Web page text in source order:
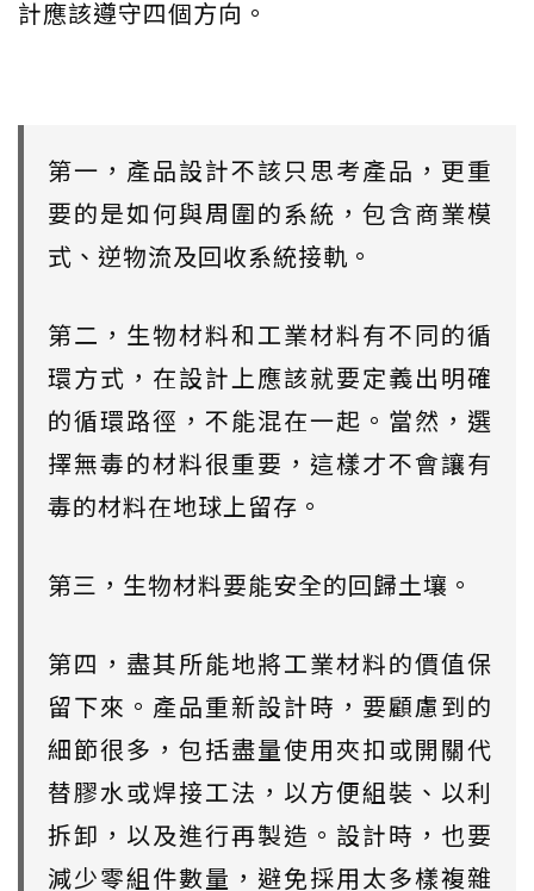
計應該遵守四個方向。
第一，產品設計不該只思考產品，更重
要的是如何與周圍的系統，包含商業模
式、逆物流及回收系統接軌。
第二，生物材料和工業材料有不同的循
環方式，在設計上應該就要定義出明確
的循環路徑，不能混在一起。當然，選
擇無毒的材料很重要，這樣才不會讓有
毒的材料在地球上留存。
第三，生物材料要能安全的回歸土壤。
第四，盡其所能地將工業材料的價值保
留下來。產品重新設計時，要顧慮到的
細節很多，包括盡量使用夾扣或開關代
替膠水或焊接工法，以方便組裝、以利
拆卸，以及進行再製造。設計時，也要
減少零組件數量，避免採用太多樣複雜